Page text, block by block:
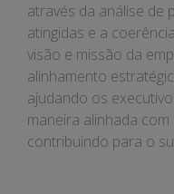
através da análise de
atingidas e a
visão e missão da
alinhamento
ajudando os
maneira alinhada
contribuindo para o